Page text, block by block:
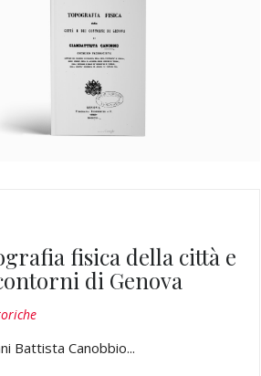
fisica della città e
di Genova
Battista Canobbio...